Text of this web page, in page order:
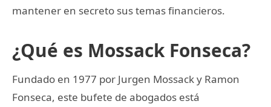
mantener en secreto sus temas financieros.
¿Qué es Mossack Fonseca?
Fundado en 1977 por Jurgen Mossack y Ramon
Fonseca, este bufete de abogados está